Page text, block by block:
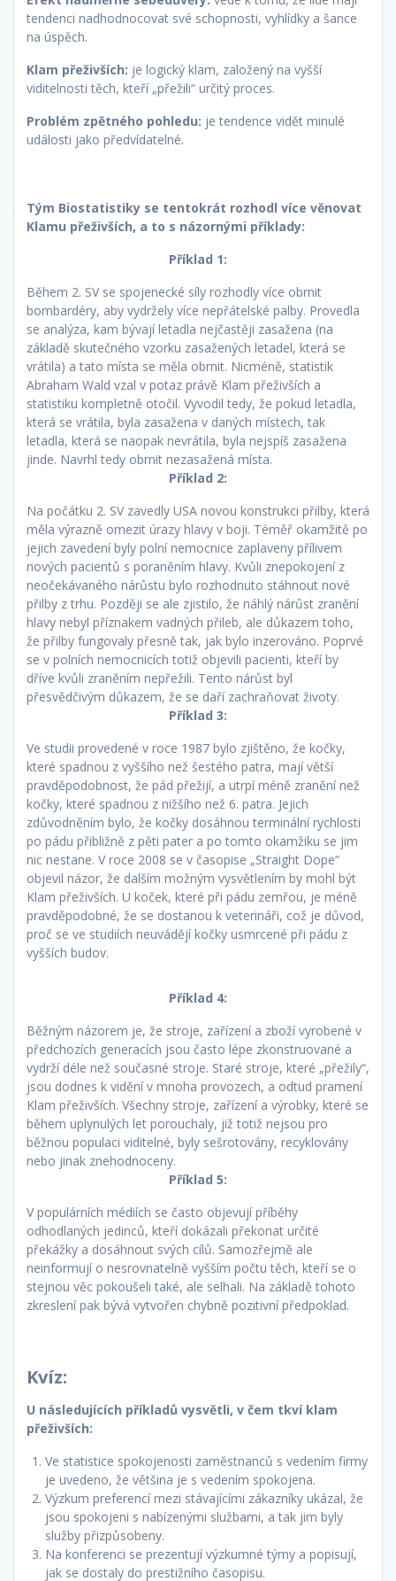
tendenci nadhodnocovat své schopnosti, vyhlídky a šance
na úspěch.
Klam přeživších: je logický klam, založený na vyšší
viditelnosti těch, kteří „přežili“ určitý proces.
Problém zpětného pohledu: je tendence vidět minulé
události jako předvídatelné.
Tým Biostatistiky se tentokrát rozhodl více věnovat
Klamu přeživších, a to s názornými příklady:
Příklad 1:
Během 2. SV se spojenecké síly rozhodly více obrnit
bombardéry, aby vydržely více nepřátelské palby. Provedla
se analýza, kam bývají letadla nejčastěji zasažena (na
základě skutečného vzorku zasažených letadel, která se
vrátila) a tato místa se měla obrnit. Nicméně, statistik
Abraham Wald vzal v potaz právě Klam přeživších a
statistiku kompletně otočil. Vyvodil tedy, že pokud letadla,
která se vrátila, byla zasažena v daných místech, tak
letadla, která se naopak nevrátila, byla nejspíš zasažena
jinde. Navrhl tedy obrnit nezasažená místa.
Příklad 2:
Na počátku 2. SV zavedly USA novou konstrukci přilby, která
měla výrazně omezit úrazy hlavy v boji. Téměř okamžitě po
jejich zavedení byly polní nemocnice zaplaveny přílivem
nových pacientů s poraněním hlavy. Kvůli znepokojení z
neočekávaného nárůstu bylo rozhodnuto stáhnout nové
přilby z trhu. Později se ale zjistilo, že náhlý nárůst zranění
hlavy nebyl příznakem vadných přileb, ale důkazem toho,
že přilby fungovaly přesně tak, jak bylo inzerováno. Poprvé
se v polních nemocnicích totiž objevili pacienti, kteří by
dříve kvůli zraněním nepřežili. Tento nárůst byl
přesvědčivým důkazem, že se daří zachraňovat životy.
Příklad 3:
Ve studii provedené v roce 1987 bylo zjištěno, že kočky,
které spadnou z vyššího než šestého patra, mají větší
pravděpodobnost, že pád přežijí, a utrpí méně zranění než
kočky, které spadnou z nižšího než 6. patra. Jejich
zdůvodněním bylo, že kočky dosáhnou terminální rychlosti
po pádu přibližně z pěti pater a po tomto okamžiku se jim
nic nestane. V roce 2008 se v časopise „Straight Dope“
objevil názor, že dalším možným vysvětlením by mohl být
Klam přeživších. U koček, které při pádu zemřou, je méně
pravděpodobné, že se dostanou k veterináři, což je důvod,
proč se ve studiích neuvádějí kočky usmrcené při pádu z
vyšších budov.
Příklad 4:
Běžným názorem je, že stroje, zařízení a zboží vyrobené v
předchozích generacích jsou často lépe zkonstruované a
vydrží déle než současné stroje. Staré stroje, které „přežily“,
jsou dodnes k vidění v mnoha provozech, a odtud pramení
Klam přeživších. Všechny stroje, zařízení a výrobky, které se
během uplynulých let porouchaly, již totiž nejsou pro
běžnou populaci viditelné, byly sešrotovány, recyklovány
nebo jinak znehodnoceny.
Příklad 5:
V populárních médiích se často objevují příběhy
odhodlaných jedinců, kteří dokázali překonat určité
překážky a dosáhnout svých cílů. Samozřejmě ale
neinformují o nesrovnatelně vyšším počtu těch, kteří se o
stejnou věc pokoušeli také, ale selhali. Na základě tohoto
zkreslení pak bývá vytvořen chybně pozitivní předpoklad.
Kvíz:
U následujících příkladů vysvětli, v čem tkví klam
přeživších:
Ve statistice spokojenosti zaměstnanců s vedením firmy
je uvedeno, že většina je s vedením spokojena.
Výzkum preferencí mezi stávajícími zákazníky ukázal, že
jsou spokojeni s nabízenými službami, a tak jim byly
služby přizpůsobeny.
Na konferenci se prezentují výzkumné týmy a popisují,
jak se dostaly do prestižního časopisu.